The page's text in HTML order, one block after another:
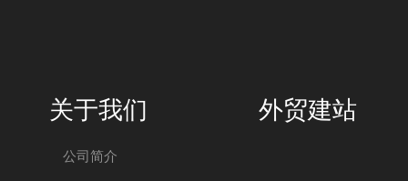
关于我们
公司简介
外贸建站